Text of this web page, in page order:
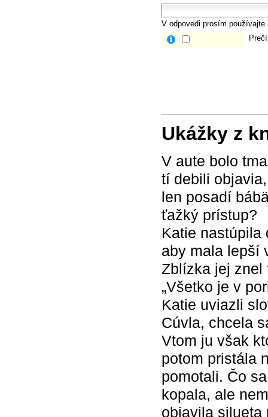
V odpovedi prosím
Ukážky z
V aute bolo
tí debili
len posadí
ťažký prístup?
Katie nastúpila
aby mala lepší
Zblízka jej znel
„Všetko je v
Katie uviazli
Cúvla, chcela
Vtom ju však
potom pristála
pomotali. Čo
kopala, ale
objavila silueta